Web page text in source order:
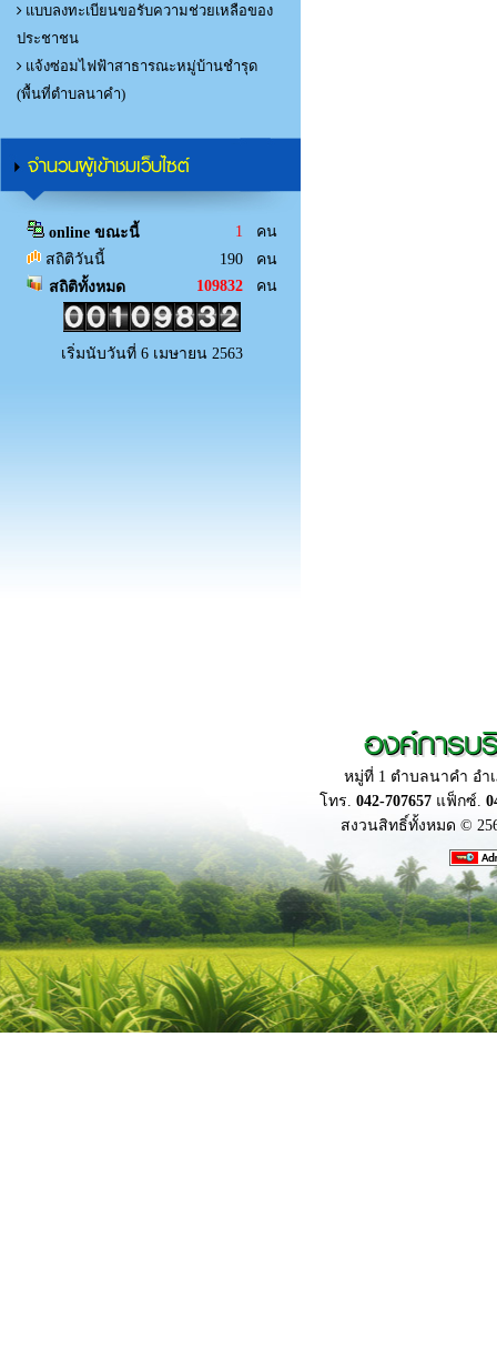
แบบลงทะเบียนขอรับความช่วยเหลือของ
ประชาชน
แจ้งซ่อมไฟฟ้าสาธารณะหมู่บ้านชำรุด
(พื้นที่ตำบลนาคำ)
จำนวนผู้เข้าชมเว็บไซต์
online ขณะนี้ 1 คน
สถิติวันนี้
190 คน
สถิติทั้งหมด
109832 คน
เริ่มนับวันที่ 6 เมษายน 2563
องค์การบ
หมู่ที่ 1 ตำบลนาคำ อำ
โทร. 042-707657 แฟ็กซ์.
สงวนสิทธิ์ทั้งหมด ©